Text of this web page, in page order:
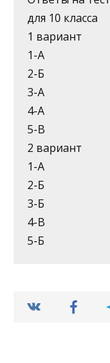
для 10 класса
1 вариант
1-А
2-Б
3-А
4-А
5-В
2 вариант
1-А
2-Б
3-Б
4-В
5-Б